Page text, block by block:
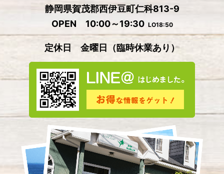
2024年6月(4)
2024年5月(4)
2024年4月 (2)
2024年3月(5)
2024年2月(3)
2024年1月(3)
2023年12月
2023年11月(2)
2023年10月(5)
静岡県賀茂郡西伊豆町仁科813-9
OPEN 10:00～19:30 LO18:50
定休日 金曜日 （臨時休業あり）